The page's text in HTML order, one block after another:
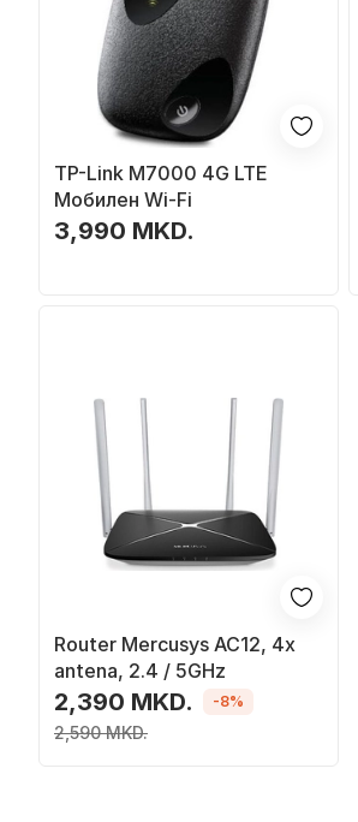
TP-Link M7000 4G LTE
Мобилен Wi-Fi
3,990 MKD.
Router Mercusys AC12, 4x
antena, 2.4 / 5GHz
2,390 MKD.
2,590 MKD.
-8%